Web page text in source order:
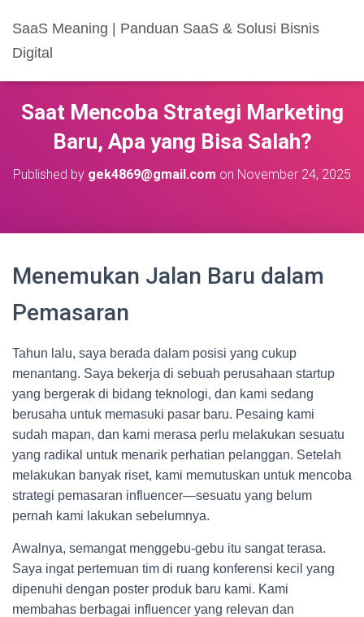
SaaS Meaning | Panduan SaaS & Solusi Bisnis
Digital
Saat Mencoba Strategi Marketing
Baru, Apa yang Bisa Salah?
Published by gek4869@gmail.com on November 24, 2025
Menemukan Jalan Baru dalam
Pemasaran
Tahun lalu, saya berada dalam posisi yang cukup
menantang. Saya bekerja di sebuah perusahaan startup
yang bergerak di bidang teknologi, dan kami sedang
berusaha untuk memasuki pasar baru. Pesaing kami
sudah mapan, dan kami merasa perlu melakukan sesuatu
yang radikal untuk menarik perhatian pelanggan. Setelah
melakukan banyak riset, kami memutuskan untuk mencoba
strategi pemasaran influencer—sesuatu yang belum
pernah kami lakukan sebelumnya.
Awalnya, semangat menggebu-gebu itu sangat terasa.
Saya ingat pertemuan tim di ruang konferensi kecil yang
dipenuhi dengan poster produk baru kami. Kami
membahas berbagai influencer yang relevan dan